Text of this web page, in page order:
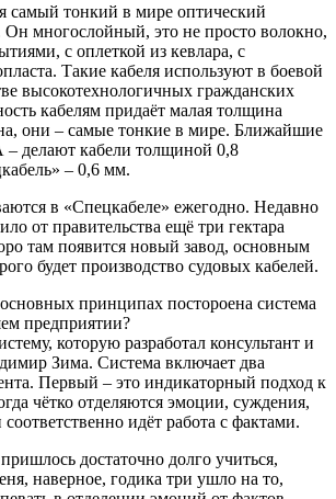
самый тонкий в мире оптический
многослойный, это не просто волокно,
с оплеткой из кевлара, с
Такие кабеля используют в боевой
высокотехнологичных гражданских
кабелям придаёт малая толщина
они – самые тонкие в мире. Ближайшие
делают кабели толщиной 0,8
– 0,6 мм.
в «Спецкабеле» ежегодно. Недавно
от правительства ещё три гектара
там появится новый завод, основным
будет производство судовых кабелей.
принципах постороена система
предприятии?
которую разработал консультант и
Зима. Система включает два
Первый – это индикаторный подход к
чётко отделяются эмоции, суждения,
идёт работа с фактами.
достаточно долго учиться,
наверное, годика три ушло на то,